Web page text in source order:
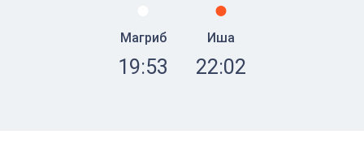
Магриб
19:53
Иша
22:02